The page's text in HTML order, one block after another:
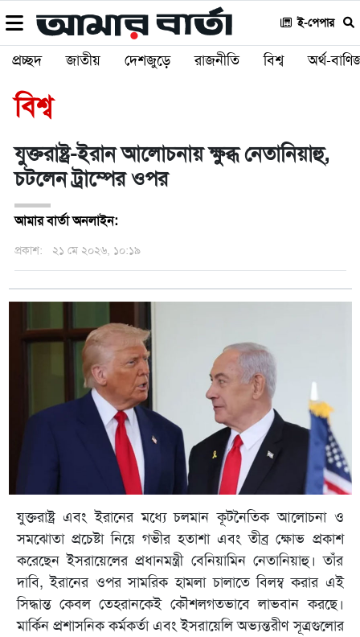
ই-পেপার
প্রচ্ছদ জাতীয় দেশজুড়ে রাজনীতি বিশ্ব অর্থ-
বিশ্ব
যুক্তরাষ্ট্র-ইরান আলোচনায় ক্ষুব্ধ নেতানিয়াহু,
চটলেন ট্রাম্পের ওপর
আমার বার্তা অনলাইন:
প্রকাশ: ২১ মে ২০২৬, ১০:১৯
যুক্তরাষ্ট্র এবং ইরানের মধ্যে চলমান কূটনৈতিক আলোচনা ও
সমঝোতা প্রচেষ্টা নিয়ে গভীর হতাশা এবং তীব্র ক্ষোভ প্রকাশ
করেছেন ইসরায়েলের প্রধানমন্ত্রী বেনিয়ামিন নেতানিয়াহু। তাঁর
দাবি, ইরানের ওপর সামরিক হামলা চালাতে বিলম্ব করার এই
সিদ্ধান্ত কেবল তেহরানকেই কৌশলগতভাবে লাভবান করছে।
মার্কিন প্রশাসনিক কর্মকর্তা এবং ইসরায়েলি অভ্যন্তরীণ সূত্রগুলোর